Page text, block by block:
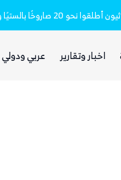
والحكومة ووزارة الدفاع
اخبار وتقارير عربي ودولي